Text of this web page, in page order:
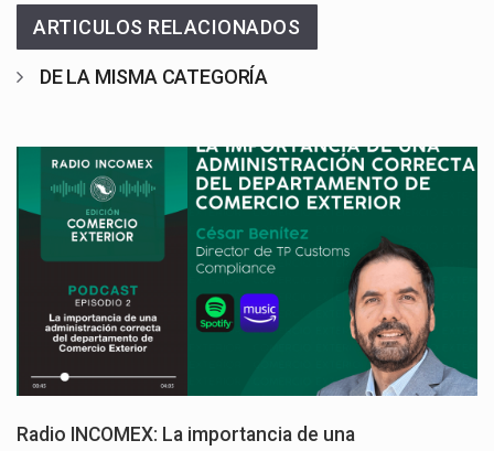
ARTICULOS RELACIONADOS
DE LA MISMA CATEGORÍA
Radio INCOMEX: La importancia de una